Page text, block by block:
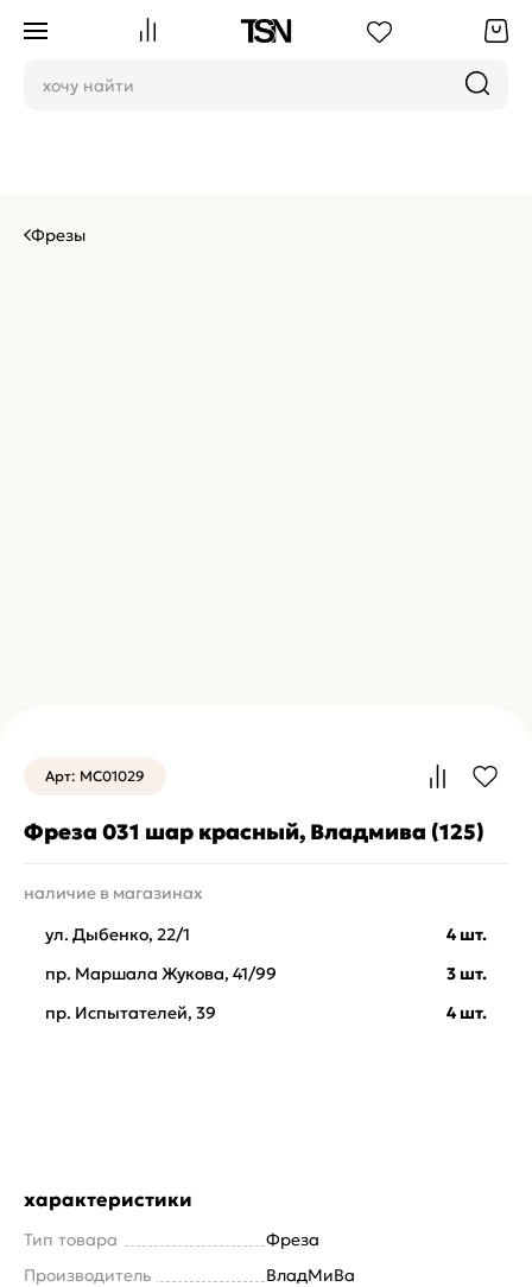
Фрезы
Арт: MC01029
Фреза 031 шар красный, Владмива (125)
наличие в магазинах
ул. Дыбенко, 22/1
4 шт.
пр. Маршала Жукова, 41/99
3 шт.
пр. Испытателей, 39
4 шт.
характеристики
Тип товара
Фреза
Производитель
ВладМиВа